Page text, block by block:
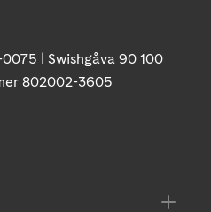
| Swishgåva 90 100
802002-3605